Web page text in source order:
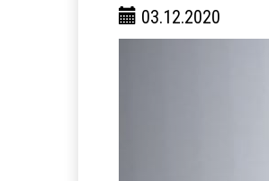
03.12.2020